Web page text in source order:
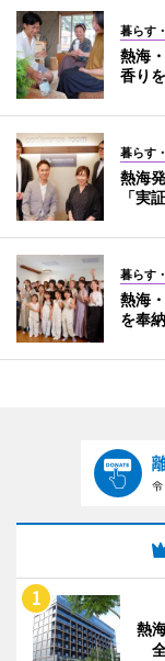
暮らす
熱海
香り
暮らす
熱海
「実
暮らす
熱海
を奉
熱
全